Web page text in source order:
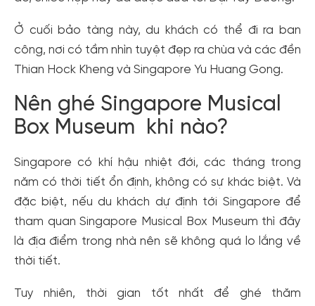
Ở cuối bảo tàng này, du khách có thể đi ra ban
công, nơi có tầm nhìn tuyệt đẹp ra chùa và các đền
Thian Hock Kheng và Singapore Yu Huang Gong.
Nên ghé Singapore Musical
Box Museum khi nào?
Singapore có khí hậu nhiệt đới, các tháng trong
năm có thời tiết ổn định, không có sự khác biệt. Và
đặc biệt, nếu du khách dự định tới Singapore để
tham quan Singapore Musical Box Museum thì đây
là địa điểm trong nhà nên sẽ không quá lo lắng về
thời tiết.
Tuy nhiên, thời gian tốt nhất để ghé thăm